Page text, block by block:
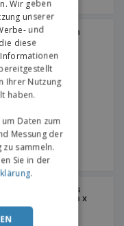
| Bio-Strandtuch
Tischdecke aus
(145cm x
Wir geben
unserer
und
diese
Ihrer Nutzung
haben.
Daten zum
Messung der
zu sammeln.
Sie in der
.